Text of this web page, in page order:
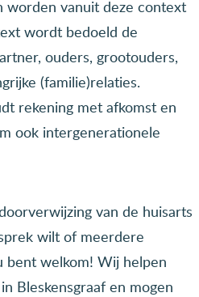
worden vanuit deze context
wordt bedoeld de
ouders, grootouders,
(familie)relaties.
rekening met afkomst en
ook intergenerationele
van de huisarts
wilt of meerdere
bent welkom! Wij helpen
Bleskensgraaf en mogen